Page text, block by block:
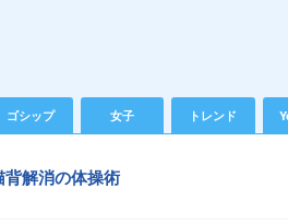
ゴシップ 女子 トレンド
解消の体操術